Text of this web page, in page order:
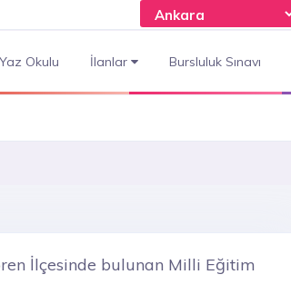
Yaz Okulu İlanlar Bursluluk Sınavı
İlçesinde bulunan Milli Eğitim